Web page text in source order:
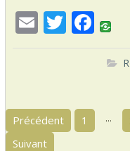
E T F
o
o
N
a Précédent 1 …
Suivant